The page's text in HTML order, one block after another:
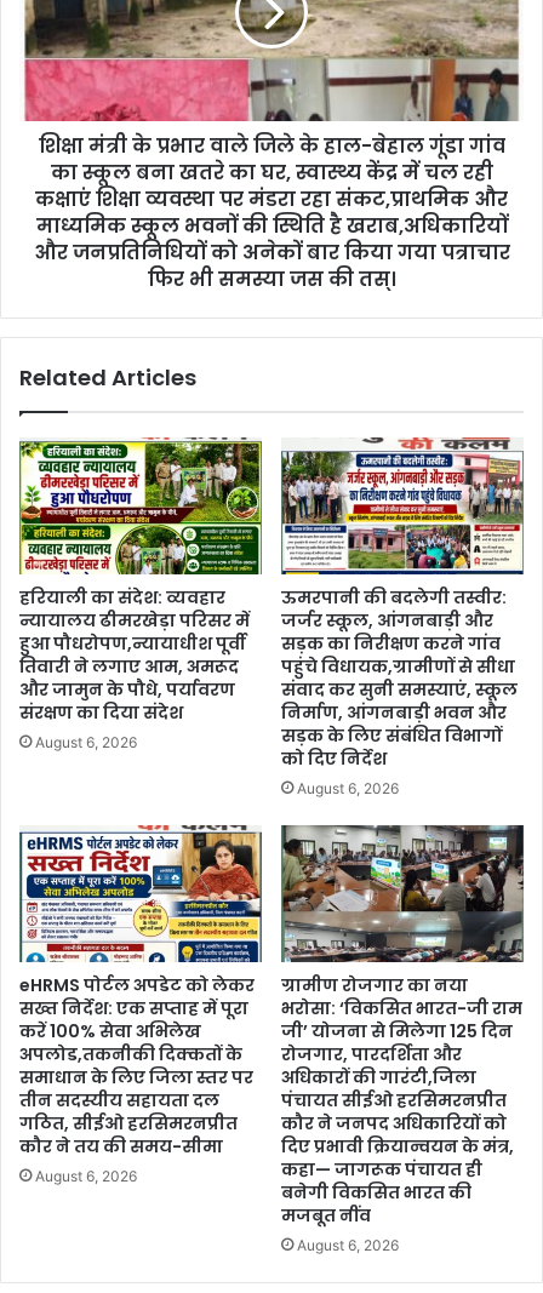
शिक्षा मंत्री के प्रभार वाले जिले के हाल-बेहाल गूंडा गांव
का स्कूल बना खतरे का घर, स्वास्थ्य केंद्र में चल रही
कक्षाएं शिक्षा व्यवस्था पर मंडरा रहा संकट,प्राथमिक और
माध्यमिक स्कूल भवनों की स्थिति है खराब,अधिकारियों
और जनप्रतिनिधियों को अनेकों बार किया गया पत्राचार
फिर भी समस्या जस की तस्।
Related Articles
हरियाली का संदेश: व्यवहार
न्यायालय ढीमरखेड़ा परिसर में
हुआ पौधरोपण,न्यायाधीश पूर्वी
तिवारी ने लगाए आम, अमरूद
और जामुन के पौधे, पर्यावरण
संरक्षण का दिया संदेश
August 6, 2026
ऊमरपानी की बदलेगी तस्वीर:
जर्जर स्कूल, आंगनबाड़ी और
सड़क का निरीक्षण करने गांव
पहुंचे विधायक,ग्रामीणों से सीधा
संवाद कर सुनी समस्याएं, स्कूल
निर्माण, आंगनबाड़ी भवन और
सड़क के लिए संबंधित विभागों
को दिए निर्देश
August 6, 2026
eHRMS पोर्टल अपडेट को लेकर
सख्त निर्देश: एक सप्ताह में पूरा
करें 100% सेवा अभिलेख
अपलोड,तकनीकी दिक्कतों के
समाधान के लिए जिला स्तर पर
तीन सदस्यीय सहायता दल
गठित, सीईओ हरसिमरनप्रीत
कौर ने तय की समय-सीमा
August 6, 2026
ग्रामीण रोजगार का नया
भरोसा: ‘विकसित भारत-जी राम
जी’ योजना से मिलेगा 125 दिन
रोजगार, पारदर्शिता और
अधिकारों की गारंटी,जिला
पंचायत सीईओ हरसिमरनप्रीत
कौर ने जनपद अधिकारियों को
दिए प्रभावी क्रियान्वयन के मंत्र,
कहा— जागरूक पंचायत ही
बनेगी विकसित भारत की
मजबूत नींव
August 6, 2026